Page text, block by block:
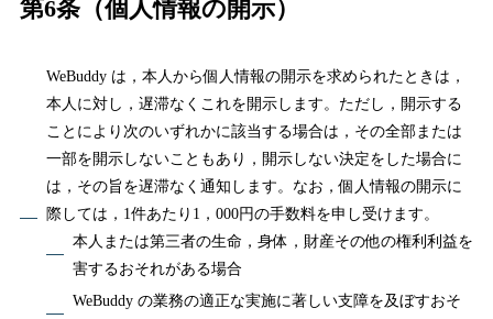
第6条（個人情報の開示）
WeBuddy は，本人から個人情報の開示を求められたときは，
本人に対し，遅滞なくこれを開示します。ただし，開示する
ことにより次のいずれかに該当する場合は，その全部または
一部を開示しないこともあり，開示しない決定をした場合に
は，その旨を遅滞なく通知します。なお，個人情報の開示に
際しては，1件あたり1，000円の手数料を申し受けます。
本人または第三者の生命，身体，財産その他の権利利益を
害するおそれがある場合
WeBuddy の業務の適正な実施に著しい支障を及ぼすおそ